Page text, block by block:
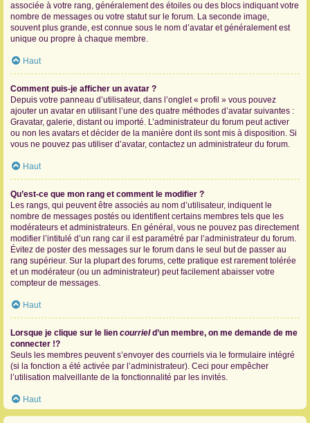
associée à votre rang, généralement des étoiles ou des blocs indiquant votre
nombre de messages ou votre statut sur le forum. La seconde image,
souvent plus grande, est connue sous le nom d’avatar et généralement est
unique ou propre à chaque membre.
Haut
Comment puis-je afficher un avatar ?
Depuis votre panneau d’utilisateur, dans l’onglet « profil » vous pouvez
ajouter un avatar en utilisant l’une des quatre méthodes d’avatar suivantes :
Gravatar, galerie, distant ou importé. L’administrateur du forum peut activer
ou non les avatars et décider de la manière dont ils sont mis à disposition. Si
vous ne pouvez pas utiliser d’avatar, contactez un administrateur du forum.
Haut
Qu’est-ce que mon rang et comment le modifier ?
Les rangs, qui peuvent être associés au nom d’utilisateur, indiquent le
nombre de messages postés ou identifient certains membres tels que les
modérateurs et administrateurs. En général, vous ne pouvez pas directement
modifier l’intitulé d’un rang car il est paramétré par l’administrateur du forum.
Évitez de poster des messages sur le forum dans le seul but de passer au
rang supérieur. Sur la plupart des forums, cette pratique est rarement tolérée
et un modérateur (ou un administrateur) peut facilement abaisser votre
compteur de messages.
Haut
Lorsque je clique sur le lien courrield’un membre, on me demande de me
connecter !?
Seuls les membres peuvent s’envoyer des courriels via le formulaire intégré
(si la fonction a été activée par l’administrateur). Ceci pour empêcher
l’utilisation malveillante de la fonctionnalité par les invités.
Haut